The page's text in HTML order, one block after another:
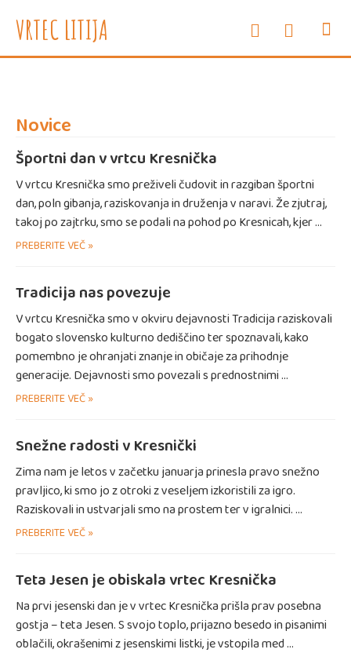
e-oglasne deske
VRTEC LITIJA
Novice
Športni dan v vrtcu Kresnička
V vrtcu Kresnička smo preživeli čudovit in razgiban športni
dan, poln gibanja, raziskovanja in druženja v naravi. Že zjutraj,
takoj po zajtrku, smo se podali na pohod po Kresnicah, kjer …
PREBERITE VEČ »
Tradicija nas povezuje
V vrtcu Kresnička smo v okviru dejavnosti Tradicija raziskovali
bogato slovensko kulturno dediščino ter spoznavali, kako
pomembno je ohranjati znanje in običaje za prihodnje
generacije. Dejavnosti smo povezali s prednostnimi …
PREBERITE VEČ »
Snežne radosti v Kresnički
Zima nam je letos v začetku januarja prinesla pravo snežno
pravljico, ki smo jo z otroki z veseljem izkoristili za igro.
Raziskovali in ustvarjali smo na prostem ter v igralnici. …
PREBERITE VEČ »
Teta Jesen je obiskala vrtec Kresnička
Na prvi jesenski dan je v vrtec Kresnička prišla prav posebna
gostja – teta Jesen. S svojo toplo, prijazno besedo in pisanimi
oblačili, okrašenimi z jesenskimi listki, je vstopila med …